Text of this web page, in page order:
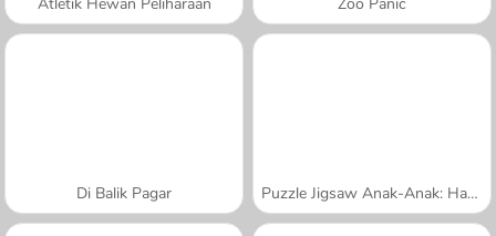
Di Balik Pagar Puzzle Jigsaw Anak-Anak: Harimau